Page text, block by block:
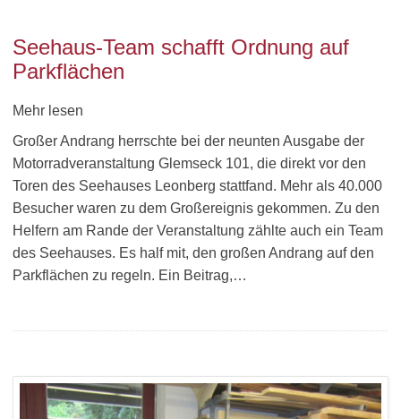
Seehaus-Team schafft Ordnung auf
Parkflächen
Mehr lesen
Großer Andrang herrschte bei der neunten Ausgabe der
Motorradveranstaltung Glemseck 101, die direkt vor den
Toren des Seehauses Leonberg stattfand. Mehr als 40.000
Besucher waren zu dem Großereignis gekommen. Zu den
Helfern am Rande der Veranstaltung zählte auch ein Team
des Seehauses. Es half mit, den großen Andrang auf den
Parkflächen zu regeln. Ein Beitrag,…